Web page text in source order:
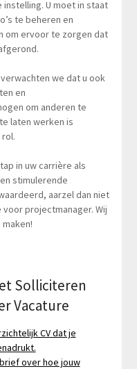
U moet in staat
te beheren en
om ervoor te zorgen dat
we dat u ook
en
om anderen te
laten werken is
in uw carrière als
stimulerende
aarzel dan niet
projectmanager. Wij
Solliciteren
Vacature
CV dat je
over hoe jouw